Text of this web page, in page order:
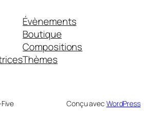
Évènements
Boutique
Compositions
Thèmes
Conçu avec WordPress